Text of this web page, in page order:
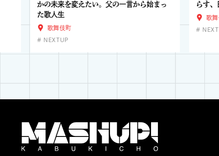
かの未来を変えたい。父の一言から始まっ
た歌人生
歌舞伎町
NEXTUP
らす
歌